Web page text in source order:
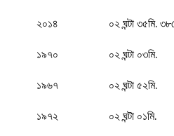
২০১৪ ০২ ঘন্টা ৩৫মি.
১৯৭০ ০২ ঘন্টা ০৩মি.
১৯৬৭ ০২ ঘন্টা ৫২মি.
১৯৭২ ০২ ঘন্টা ০১মি.